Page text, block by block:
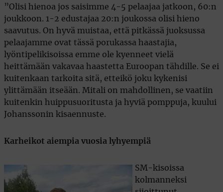
”Olisi hienoa jos saisimme 4-5 pelaajaa jatkoon, 60:n
joukkoon. 1-2 edustajaa 20:n joukossa olisi hieno
saavutus. On hyvä muistaa, että pitkässä juoksussa
pelaajamme ovat tässä porukassa haastajia,
lyöntipelikisoissa emme ole kyenneet vielä
heittämään vakavaa haastetta Euroopan tähdille. Se ei
kuitenkaan tarkoita sitä, etteikö joku kykenisi
ylittämään itseään. Mitali on mahdollinen, se vaatiin
kuitenkin huippusuoritusta ja hyviä pomppuja, kuului
Johanssonin kisaennuste.
Karheikot aiempia vuosia lyhyempiä
SM-kisoissa
kolmanneksi